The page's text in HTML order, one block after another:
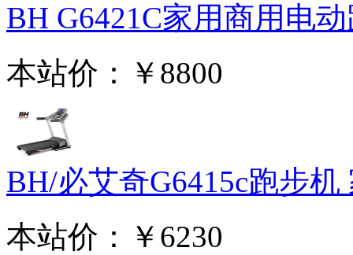
BH G6421C家用商用电
本站价：
￥8800
BH/必艾奇G6415c跑步机
本站价：
￥6230